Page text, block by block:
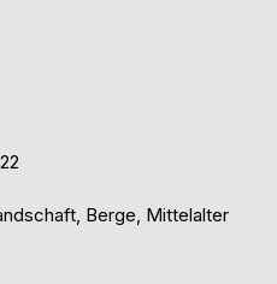
Berge, Mittelalter